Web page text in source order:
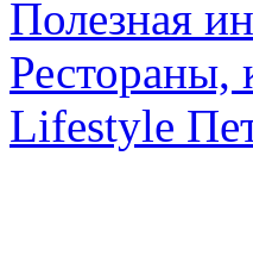
Полезная
Рестораны,
Lifestyle